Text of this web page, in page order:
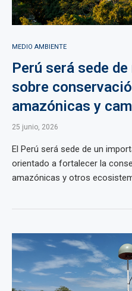
MEDIO AMBIENTE
Perú será sede
sobre
amazónicas y
25 junio, 2026
El Perú será sede de un
orientado a fortalecer la
amazónicas y otros